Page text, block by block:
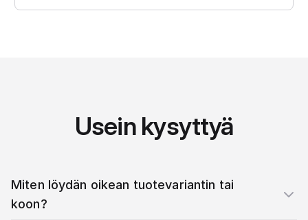
Usein kysyttyä
Miten löydän oikean tuotevariantin tai
koon?